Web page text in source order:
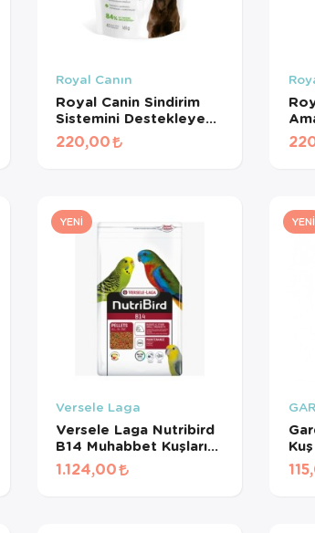
Royal Canın
Royal Canin Sindirim
Sistemini Destekleyen
Tamamlayıcı Yetişkin
Köpek Ödül Maması
220,00
YENI
Versele Laga
Versele Laga Nutribird
B14 Muhabbet Kuşları
Ve Mini Paraketler İçin
Meyveli Pelet Yem 3
1.124,00
YENI